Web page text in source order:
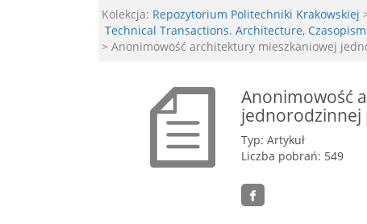
Kolekcja: Repozytorium Politechniki Krakowskiej
Technical Transactions. Architecture,
> Anonimowość architektury mieszkaniowej
Anonimowość
jednorodzinnej
Typ: Artykuł
Liczba pobrań: 549